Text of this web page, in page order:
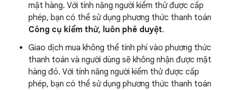
mặt hàng. Với tính năng người kiểm thử được cấp
phép, bạn có thể sử dụng phương thức thanh toán
Công cụ kiểm thử, luôn phê duyệt.
Giao dịch mua không thể tính phí vào phương thức
thanh toán và người dùng sẽ không nhận được mặt
hàng đó. Với tính năng người kiểm thử được cấp
phép, bạn có thể sử dụng phương thức thanh toán